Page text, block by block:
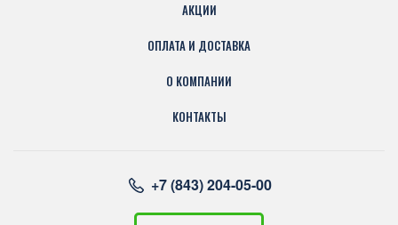
АКЦИИ
ОПЛАТА И ДОСТАВКА
О КОМПАНИИ
КОНТАКТЫ
+7 (843) 204-05-00